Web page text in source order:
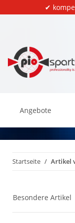
✔
Angebote
Startseite Artikel
Besondere Artikel